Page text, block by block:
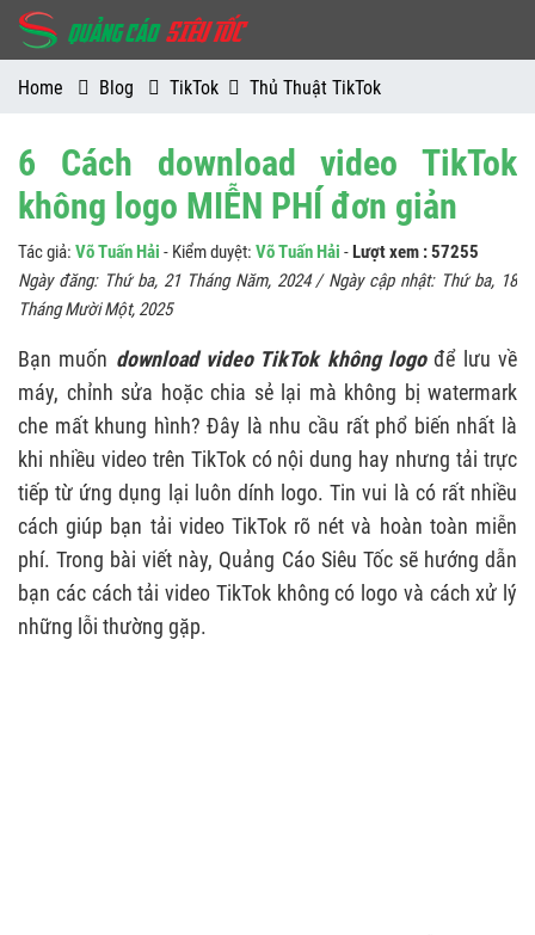
Home Blog TikTok Thủ Thuật TikTok
6 Cách download video TikTok
không logo MIỄN PHÍ đơn giản
Tác giả: Võ Tuấn Hải - Kiểm duyệt: Võ Tuấn Hải -Lượt xem : 57255
Ngày đăng: Thứ ba, 21 Tháng Năm, 2024/ Ngày cập nhật: Thứ ba, 18
Tháng Mười Một, 2025
Bạn muốn download video TikTok không logođể lưu về
máy, chỉnh sửa hoặc chia sẻ lại mà không bị watermark
che mất khung hình? Đây là nhu cầu rất phổ biến nhất là
khi nhiều video trên TikTok có nội dung hay nhưng tải trực
tiếp từ ứng dụng lại luôn dính logo. Tin vui là có rất nhiều
cách giúp bạn tải video TikTok rõ nét và hoàn toàn miễn
phí. Trong bài viết này, Quảng Cáo Siêu Tốc sẽ hướng dẫn
bạn các cách tải video TikTok không có logo và cách xử lý
những lỗi thường gặp.